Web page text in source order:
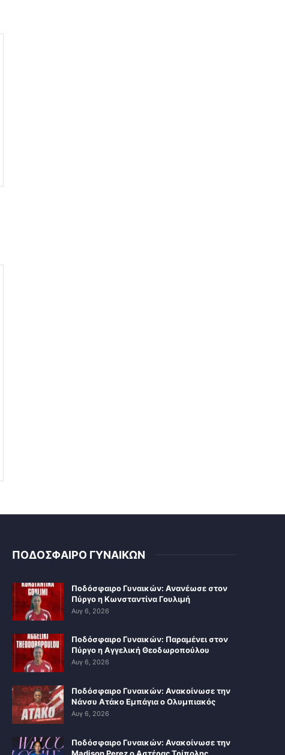
ΠΟΔΟΣΦΑΙΡΟ ΓΥΝΑΙΚΩΝ
Ποδόσφαιρο Γυναικών: Ανανέωσε στον
Πύργο η Κωνσταντίνα Γουλιμή
Αυγ 6, 2026
Ποδόσφαιρο Γυναικών: Παραμένει στον
Πύργο η Αγγελική Θεοδωροπούλου
Αυγ 6, 2026
Ποδόσφαιρο Γυναικών: Ανακοίνωσε την
Νάνσυ Ατάκο Εμπάγια ο Ολυμπιακός
Αυγ 6, 2026
Ποδόσφαιρο Γυναικών: Ανακοίνωσε την
Madison Perez ο Αστέρας Τρίπολης